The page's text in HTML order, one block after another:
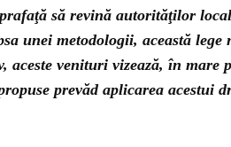
să revină autorităţilor
unei metodologii, această lege
venituri vizează, în mare
prevăd aplicarea acestui